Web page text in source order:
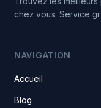
chez vous. Service
NAVIGATION
Accueil
Blog